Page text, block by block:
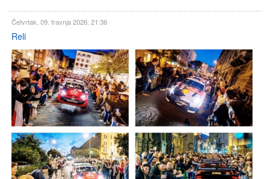
Četvrtak, 09. travnja 2026. 21:36
Reli